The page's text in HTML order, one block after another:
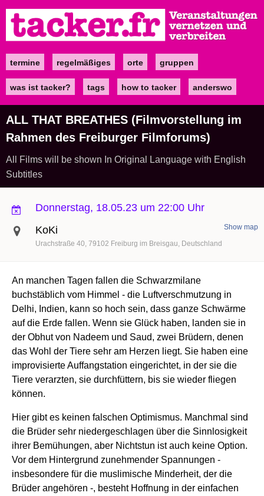
zum
Inhalt
Maintermine regelmäßiges orte gruppen
was ist tacker? tags how to tacker anderswo
ALL THAT BREATHES (Filmvorstellung im
Rahmen des Freiburger Filmforums)
All Films will be shown In Original Language with English
Subtitles
Donnerstag, 18.05.23 um 22:00 Uhr
KoKi
Urachstraße 40 79102 Freiburg im Breisgau Deutschland
Show map
An manchen Tagen fallen die Schwarzmilane
buchstäblich vom Himmel - die Luftverschmutzung in
Delhi, Indien, kann so hoch sein, dass ganze Schwärme
auf die Erde fallen. Wenn sie Glück haben, landen sie in
der Obhutvon Nadeem und Saud, zwei Brüdern, denen
das Wohl der Tiere sehr am Herzen liegt. Sie haben eine
improvisierteAuffangstation eingerichtet, in der sie die
Tiere verarzten, sie durchfüttern, bis sie wieder fliegen
können.
Hier gibtes keinen falschen Optimismus. Manchmal sind
die Brüder sehr niedergeschlagen über die Sinnlosigkeit
ihrer Bemühungen, aber Nichtstun ist auch keine Option.
Vor dem Hintergrund zunehmender Spannungen -
insbesondere für die muslimische Minderheit, der die
Brüder angehören -, bestehtHoffnung in der einfachen